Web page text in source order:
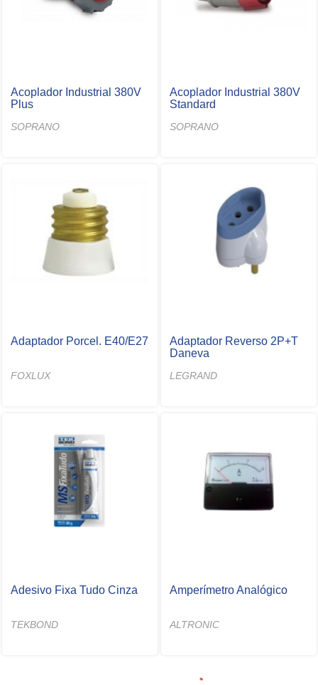
Acoplador Industrial 380V
Plus
SOPRANO
Acoplador Industrial 380V
Standard
SOPRANO
Adaptador Porcel. E40/E27
FOXLUX
Adaptador Reverso 2P+T
Daneva
LEGRAND
Adesivo Fixa Tudo Cinza
TEKBOND
Amperímetro Analógico
ALTRONIC